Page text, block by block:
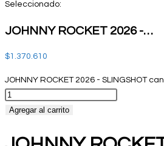
Seleccionado:
JOHNNY ROCKET 2026 -…
$1.370.610
JOHNNY ROCKET 2026 - SLINGSHOT
Agregar al carrito